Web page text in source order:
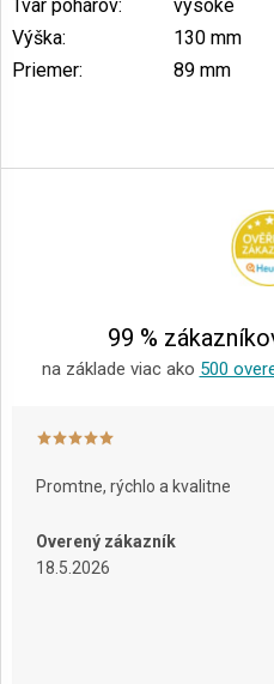
Tvar pohárov:
vysoké
Výška:
130 mm
Priemer: 89 mm
á
99 %
na základe viac ako 500
Promtne, rýchlo a kvalitne
Overený zákazník
18.5.2026